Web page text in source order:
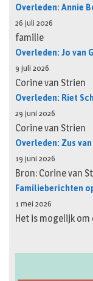
Overleden: Annie
26 juli 2026
familie
Overleden: Jo van
9 juli 2026
Corine van Strien
Overleden: Riet
29 juni 2026
Corine van Strien
Overleden: Zus
19 juni 2026
Bron: Corine van
Familieberichten
1 mei 2026
Het is mogelijk